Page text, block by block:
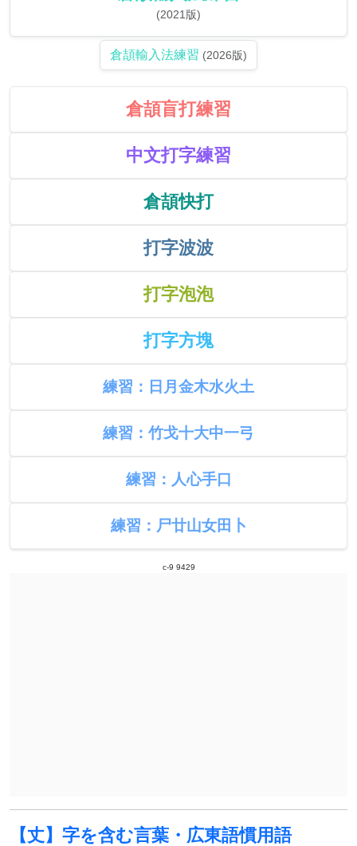
(2021版)
倉頡輸入法練習 (2026版)
倉頡盲打練習
中文打字練習
倉頡快打
打字波波
打字泡泡
打字方塊
練習：日月金木水火土
練習：竹戈十大中一弓
練習：人心手口
練習：尸廿山女田卜
c-9 9429
【丈】字を含む言葉・広東語慣用語